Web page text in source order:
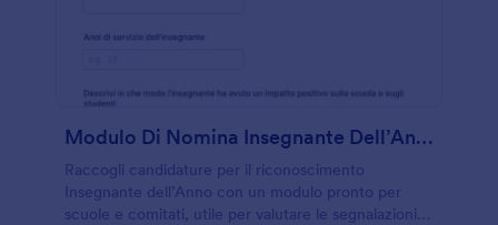
Modulo Di Nomina Insegnante Dell’Anno
Raccogli candidature per il riconoscimento
Insegnante dell’Anno con un modulo pronto per
scuole e comitati, utile per valutare le segnalazioni in